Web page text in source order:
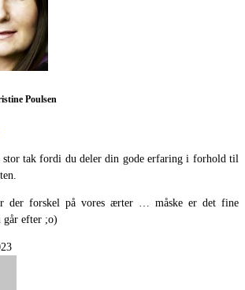
Poulsen
stor tak fordi du deler din gode erfaring i forhold til
der forskel på vores ærter … måske er det fine
går efter ;o)